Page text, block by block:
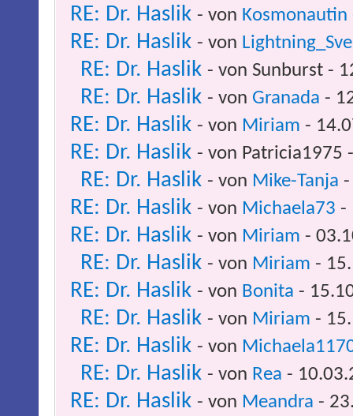
RE: Dr. Haslik - von Kosmonautin
RE: Dr. Haslik - von
RE: Dr. Haslik - von Sunburst -
RE: Dr. Haslik - von Granada -
RE: Dr. Haslik - von Miriam -
RE: Dr. Haslik - von Patricia1975
RE: Dr. Haslik - von Mike-Tanja
RE: Dr. Haslik - von Michaela73 -
RE: Dr. Haslik - von Miriam -
RE: Dr. Haslik - von Miriam -
RE: Dr. Haslik - von Bonita -
RE: Dr. Haslik - von Miriam -
RE: Dr. Haslik - von
RE: Dr. Haslik - von Rea -
RE: Dr. Haslik - von Meandra -